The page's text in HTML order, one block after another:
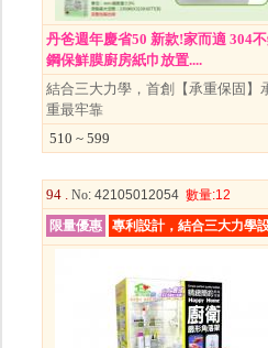
丹爸週年慶省50 新款!家而適 304
鋼保鮮膜廚房紙巾放置....
結合三大力學，首創【承重保固】
重最牢靠
510 ~ 599
94 . No: 42105012054 數量:12
限量優惠
專利設計，結合三大力學